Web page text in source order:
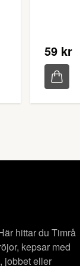
59 kr
hittar du Timrå
kepsar med
jobbet eller